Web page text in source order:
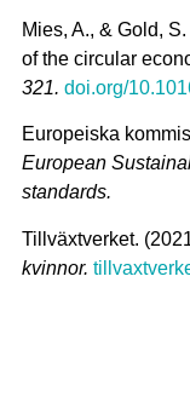
Mies, A., & Gold,
of the circular
321. doi.org/
Europeiska
European
standards.
Tillväxtverket.
kvinnor.